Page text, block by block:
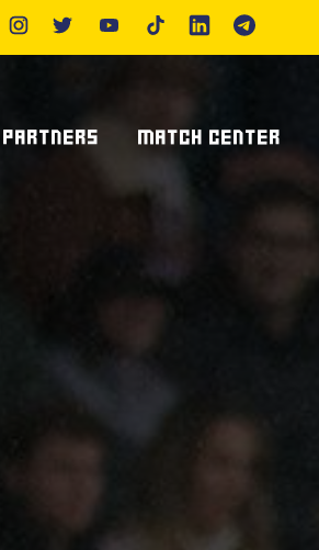
PARTNERS MATCH CENTER
Calendario E Risultati